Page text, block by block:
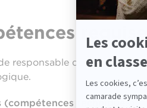
requises
responsable des
(compétences techniques)